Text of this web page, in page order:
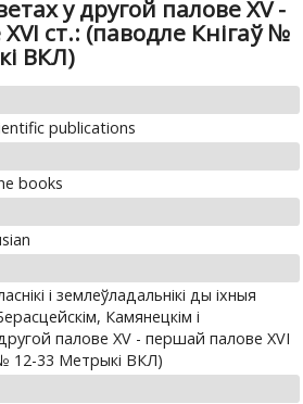
у другой палове XV -
ст.: (паводле Кнігаў №
ВКЛ)
publications
books
i землеўладальнікі ды іхныя
Камянецкім i
палове XV - першай палове XVI
12-33 Метрыкi ВКЛ)